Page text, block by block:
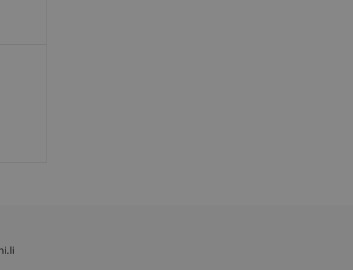
Subdomain-Verzeichnis